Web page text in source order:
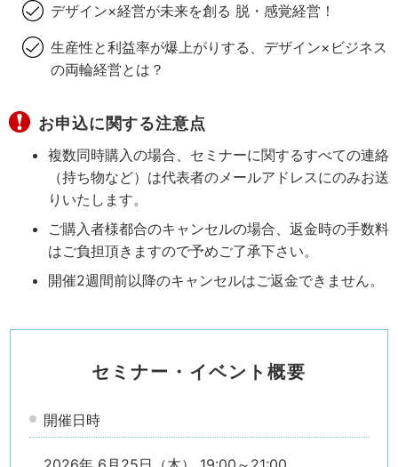
デザイン×経営が未来を創る 脱・感覚経営！
生産性と利益率が爆上がりする、デザイン×ビジネス
の両輪経営とは？
お申込に関する注意点
複数同時購入の場合、セミナーに関するすべての連絡
（持ち物など）は代表者のメールアドレスにのみお送
りいたします。
ご購入者様都合のキャンセルの場合、返金時の手数料
はご負担頂きますので予めご了承下さい。
開催2週間前以降のキャンセルはご返金できません。
セミナー・イベント概要
開催日時